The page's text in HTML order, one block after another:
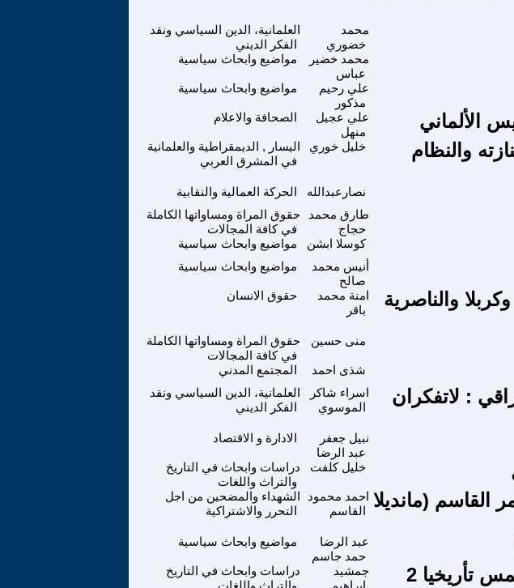
العلمانية، الدين السياسي ونقد
الفكر الديني
محمد
خضوري
مواضيع وابحاث سياسية
محمد خضير
عباس
مواضيع وابحاث سياسية
علي رحيم
مذكور
الصحافة والاعلام
علي عجيل
منهل
الألماني
اليسار , الديمقراطية والعلمانية
في المشرق العربي
خليل خوري
والنظام
الحركة العمالية والنقابية نصارعبدالله
حقوق المراة ومساواتها الكاملة
في كافة المجالات
طارق محمد
حجاج
مواضيع وابحاث سياسية كوسلا ابشن
مواضيع وابحاث سياسية
أنيس محمد
صالح
حقوق الانسان
امنة محمد
باقر
والناصرية
حقوق المراة ومساواتها الكاملة
في كافة المجالات
منى حسين
المجتمع المدني شذى احمد
العلمانية، الدين السياسي ونقد
الفكر الديني
اسراء شاكر
الموسوي
: لاتفكران
الادارة و الاقتصاد
نبيل جعفر
عبد الرضا
دراسات وابحاث في التاريخ
والتراث واللغات
خليل كلفت
الشهداء والمضحين من اجل
التحرر والاشتراكية
احمد محمود
القاسم
(مانديلا
مواضيع وابحاث سياسية
عبد الرضا
حمد جاسم
دراسات وابحاث في التاريخ
والتراث واللغات
جمشيد
ابراهيم
تأريخيا 2